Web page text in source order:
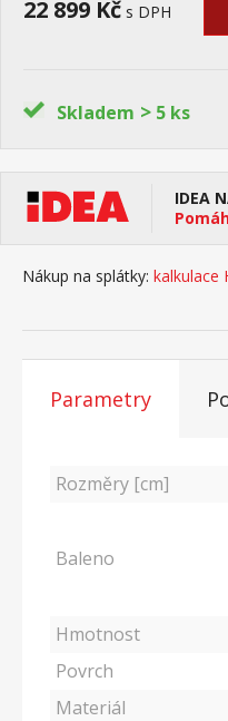
22 899 Kč s DPH
Skladem > 5 ks
IDEA
Nákup na splátky: kalkulace
Parametry
Rozměry [cm]
Baleno
Hmotnost
Povrch
Materiál